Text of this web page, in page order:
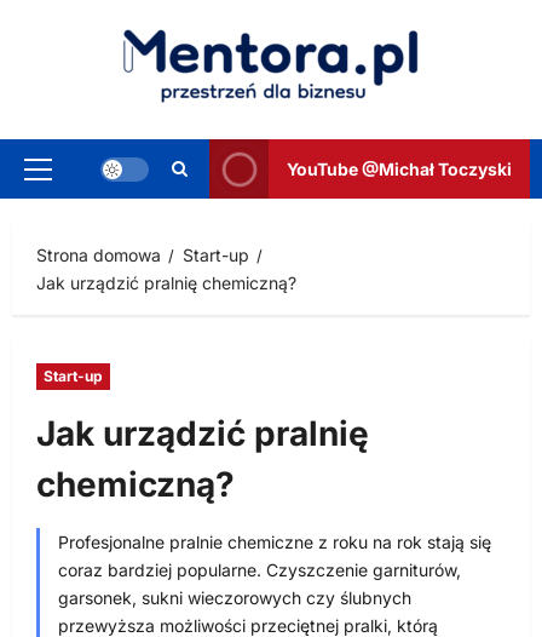
Menu
YouTube @Michał Toczyski
Strona domowa
Start-up
Jak urządzić pralnię chemiczną?
Start-up
Jak urządzić pralnię
chemiczną?
Profesjonalne pralnie chemiczne z roku na rok stają się
coraz bardziej popularne. Czyszczenie garniturów,
garsonek, sukni wieczorowych czy ślubnych
przewyższa możliwości przeciętnej pralki, którą